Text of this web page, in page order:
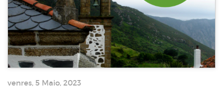
venres, 5 Maio, 2023